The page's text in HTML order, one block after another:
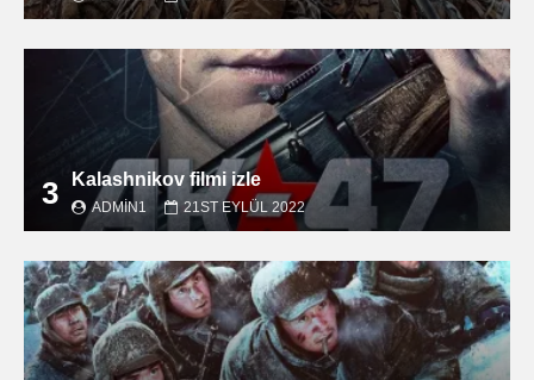
3 Kalashnikov filmi izle
ADMIN1 21ST EYLÜL 2022